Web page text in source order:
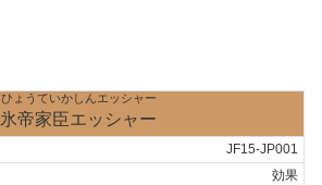
ひょうていかしんエッシャー
氷帝家臣エッシャー
JF15-JP001
効果